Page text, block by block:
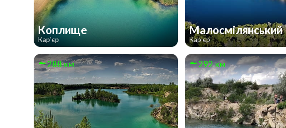
Коплище
Кар'єр
Малосмілянський
Кар'єр
288 км 292 км